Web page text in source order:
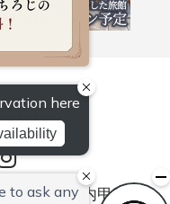
大字岩屋川内甲379